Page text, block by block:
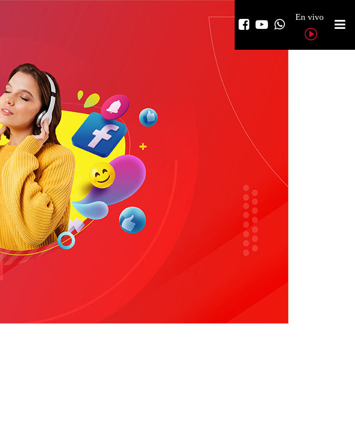
En vivo